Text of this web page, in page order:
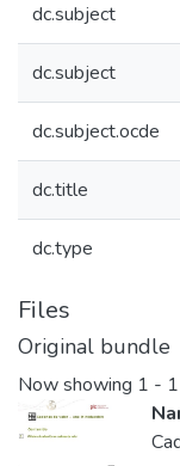
dc.subject
dc.subject
dc.subject.ocde
dc.title
dc.type
Files
Original bundle
Now showing 1 -